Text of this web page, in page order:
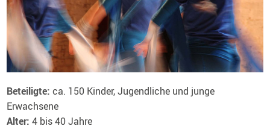
Beteiligte:ca. 150 Kinder, Jugendliche und junge
Erwachsene
Alter:4 bis 40 Jahre